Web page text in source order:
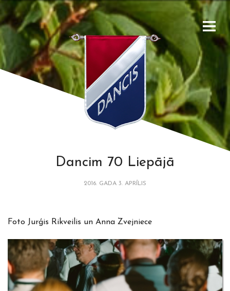
Dancim 70 Liepājā
2016. GADA 3. APRĪLIS
Foto Jurģis Rikveilis un Anna Zvejniece